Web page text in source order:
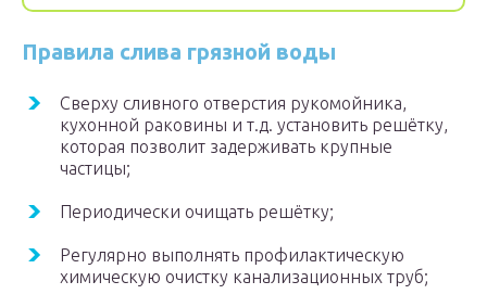
Правила слива грязной воды
Сверху сливного отверстия рукомойника,
кухонной раковины и т.д. установить решётку,
которая позволит задерживать крупные
частицы;
Периодически очищать решётку;
Регулярно выполнять профилактическую
химическую очистку канализационных труб;